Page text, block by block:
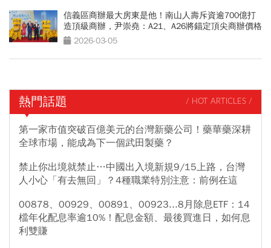
信義區商辦最大房東是他！南山人壽斥資逾700億打
造頂級商辦，尹崇堯：A21、A26將錨定頂尖商辦價格
2026-03-05
熱門話題 / HOT ARTICLES /
第一家市值突破百億美元的台灣新藥公司！藥華藥深耕
全球市場，能成為下一個武田製藥？
禁止你出境就禁止…中國出入境新規9/15上路，台灣
人小心「有去無回」？4種職業特別注意：前例在這
00878、00929、00891、00923...8月除息ETF：14
檔年化配息率逾10%！配息金額、最後買進日，如何息
利雙賺